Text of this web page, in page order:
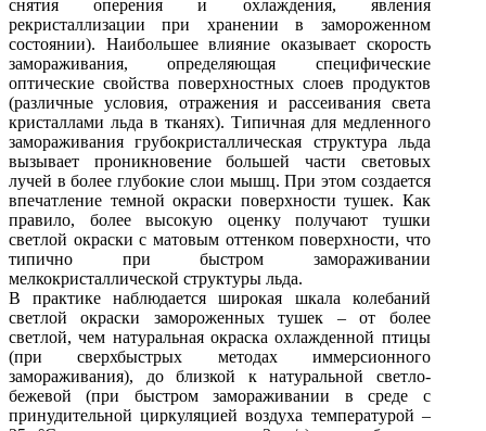
снятия оперения и охлаждения, явления
рекристаллизации при хранении в замороженном
состоянии). Наибольшее влияние оказывает скорость
замораживания, определяющая специфические
оптические свойства поверхностных слоев продуктов
(различные условия, отражения и рассеивания света
кристаллами льда в тканях). Типичная для медленного
замораживания грубокристаллическая структура льда
вызывает проникновение большей части световых
лучей в более глубокие слои мышц. При этом создается
впечатление темной окраски поверхности тушек. Как
правило, более высокую оценку получают тушки
светлой окраски с матовым оттенком поверхности, что
типично при быстром замораживании
мелкокристаллической структуры льда.
В практике наблюдается широкая шкала колебаний
светлой окраски замороженных тушек – от более
светлой, чем натуральная окраска охлажденной птицы
(при сверхбыстрых методах иммерсионного
замораживания), до близкой к натуральной светло-
бежевой (при быстром замораживании в среде с
принудительной циркуляцией воздуха температурой –